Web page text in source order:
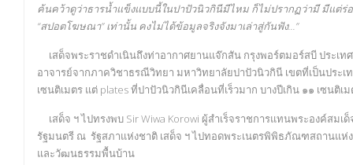
ค้นคว้าดูว่าธารน้ำแข็งแบบนี้ในปาปัวนิวกินีมีไหม ก็ไม่ปรากฏว่ามี มีแต่ร่อ
“สปอตโฆษณา” เท่านั้น คงไม่ได้ข้อมูลจริงจังมาเล่าสู่กันฟัง...”
เสด็จพระราชดำเนินถึงท่าอากาศยานแจ๊กสัน กรุงพอร์ตมอร์สบี ประเท
อาจารย์จากภาควิชาธรณีวิทยา มหาวิทยาลัยปาปัวนิวกินี เขตที่เป็นประ
เซนติเมตร แต่ plates ที่ปาปัวนิวกินีเคลื่อนที่เร็วมาก บางปีเกิน ๑๑ เซน
เสด็จ ฯ ไปทรงพบ Sir Wiwa Korowi ผู้สำเร็จราชการแทนพระองค์สม
รัฐมนตรี ณ รัฐสภาแห่งชาติ เสด็จ ฯ ไปทอดพระเนตรพิพิธภัณฑสถานแห่
และวัฒนธรรมพื้นบ้าน